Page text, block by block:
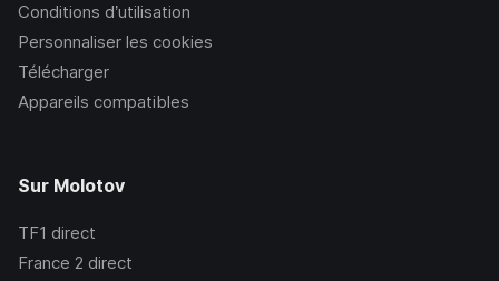
Conditions d’utilisation
Personnaliser les cookies
Télécharger
Appareils compatibles
Sur Molotov
TF1 direct
France 2 direct